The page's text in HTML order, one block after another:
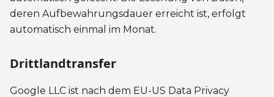
deren Aufbewahrungsdauer erreicht ist, erfolgt
automatisch einmal im Monat.
Drittlandtransfer
Google LLC ist nach dem EU-US Data Privacy